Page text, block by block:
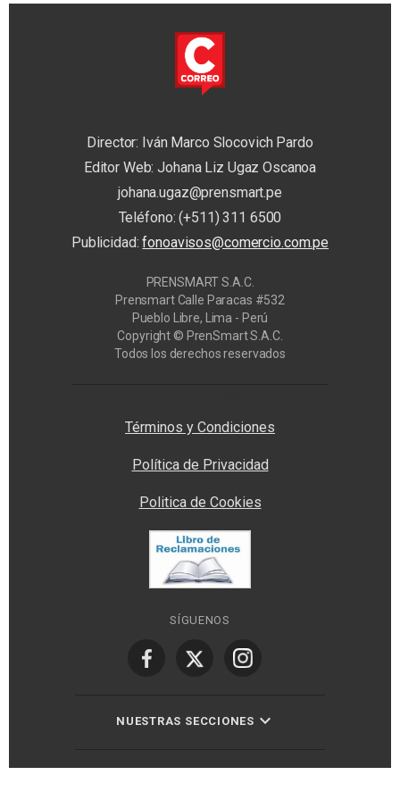
Director: Iván Marco Slocovich Pardo
Editor Web: Johana Liz Ugaz Oscanoa
johana.ugaz@prensmart.pe
Teléfono: (+511) 311 6500
Publicidad:fonoavisos@comercio.com.pe
PRENSMART S.A.C.
Prensmart Calle Paracas #532
Pueblo Libre, Lima - Perú
Copyright © PrenSmart S.A.C.
Todos los derechos reservados
Términos y Condiciones
Política de Privacidad
Politica de Cookies
SÍGUENOS
NUESTRAS SECCIONES